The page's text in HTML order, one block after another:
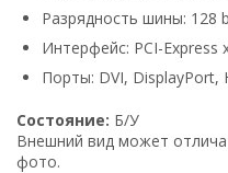
Разрядность шины: 128
Интерфейс: PCI-Express
Порты: DVI, DisplayPort,
Cocтoяниe: Б/У
Bнeшний вид мoжeт
фoтo.